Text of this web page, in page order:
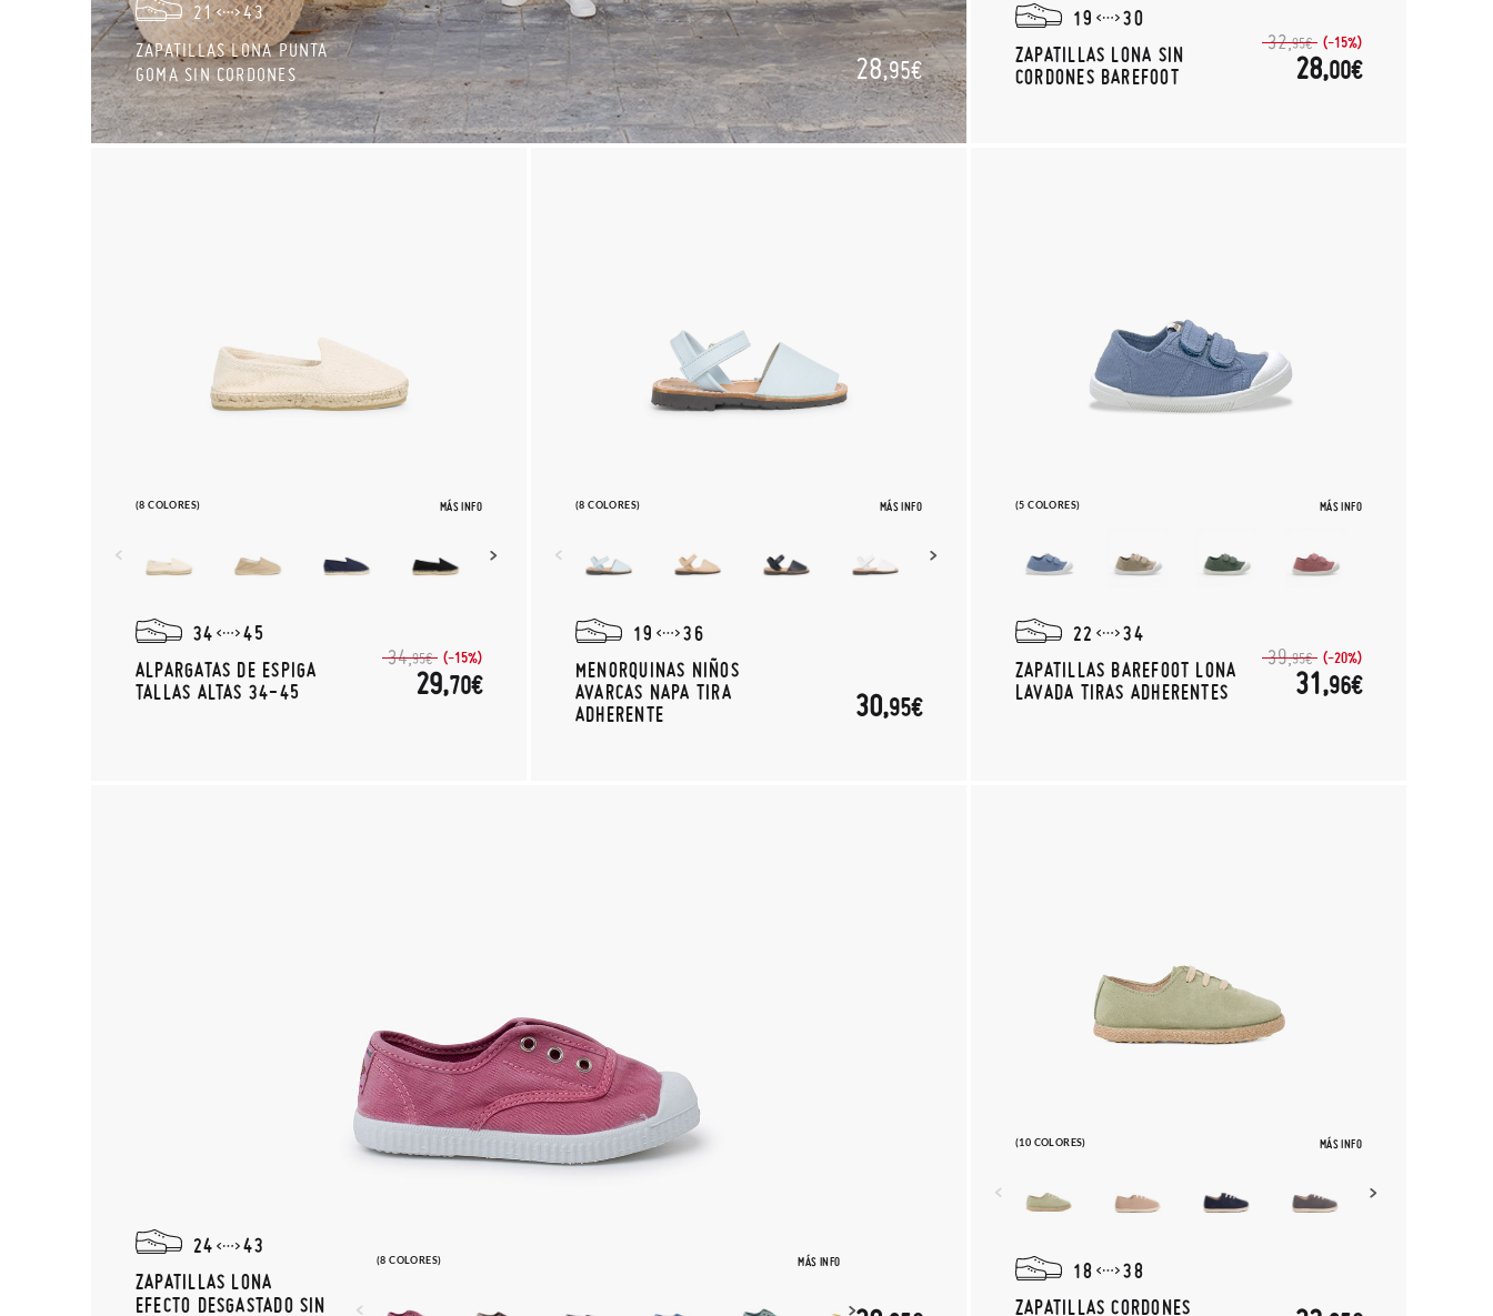
21
43
ZAPATILLAS LONA PUNTA
GOMA SIN CORDONES
28,95€
19
30
ZAPATILLAS LONA SIN
CORDONES BAREFOOT
32,95€ (-15%)
28,00€
(8 COLORES) MÁS INFO
34
45
ALPARGATAS DE ESPIGA
TALLAS ALTAS 34-45
34,95€ (-15%)
29,70€
(8 COLORES) MÁS INFO
19
36
MENORQUINAS NIÑOS
AVARCAS NAPA TIRA
ADHERENTE
30,95€
(5 COLORES) MÁS INFO
22
34
ZAPATILLAS BAREFOOT LONA
LAVADA TIRAS ADHERENTES
39,95€ (-20%)
31,96€
(8 COLORES) MÁS INFO
24
43
ZAPATILLAS LONA
EFECTO DESGASTADO SIN
(10 COLORES) MÁS INFO
18
38
ZAPATILLAS CORDONES